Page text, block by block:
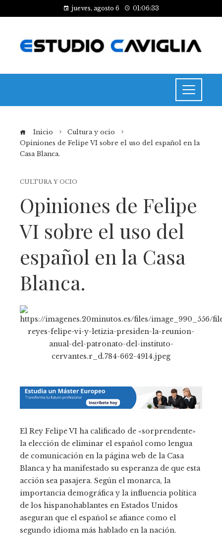
jueves, agosto 6 01:06:33
Inicio
Cultura y ocio
Opiniones de Felipe VI sobre el uso del español en la
Casa Blanca.
CULTURA Y OCIO
Opiniones de Felipe
VI sobre el uso del
español en la Casa
Blanca.
El Rey Felipe VI ha calificado de «sorprendente»
la elección de eliminar el español como lengua
de comunicación en la página web de la Casa
Blanca y ha manifestado su esperanza de que esta
acción sea pasajera. Según el monarca, la
importancia demográfica y la influencia política
de los hispanohablantes en Estados Unidos
aseguran que el español se afiance como el
segundo idioma más hablado en la nación.